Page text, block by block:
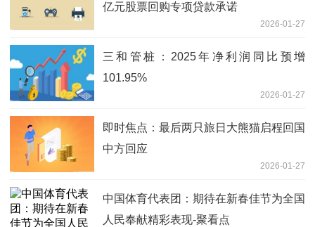
亿元股票回购专项贷款承诺
2026-01-27
三和管桩：2025年净利润同比预增
101.95%
2026-01-27
即时焦点：最后两只旅日大熊猫启程回国
中方回应
2026-01-27
中国体育代表团：期待在新春佳节为全国
人民奉献精彩表现-聚看点